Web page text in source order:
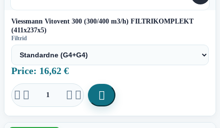
Viessmann Vitovent 300 (300/400 m3/h) FILTRIKOMPLEKT
(411x237x5)
Filtrid
Price: 16,62 €
    